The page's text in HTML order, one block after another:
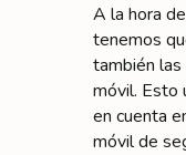
A la hora
tenemos
también
móvil. Esto
en cuenta
móvil de